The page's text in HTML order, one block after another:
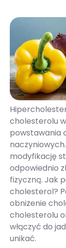
cholesterolu
powstawania
modyfikację
odpowiednio
fizyczną. Jak
cholesterol?
obniżenie
cholesterolu
włączyć do
unikać.